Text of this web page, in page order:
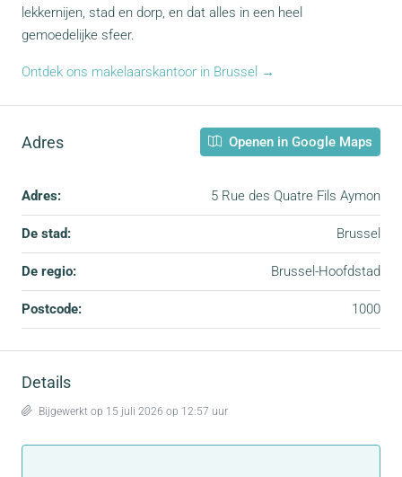
lekkernijen, stad en dorp, en dat alles in een heel
gemoedelijke sfeer.
Ontdek ons makelaarskantoor in Brussel →
Adres Openen in Google Maps
Adres: 5 Rue des Quatre Fils Aymon
De stad: Brussel
De regio: Brussel-Hoofdstad
Postcode: 1000
Details
Bijgewerkt op 15 juli 2026 op 12:57 uur